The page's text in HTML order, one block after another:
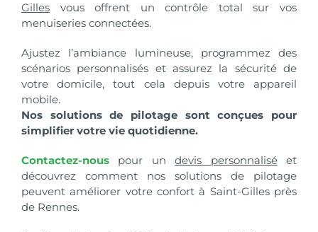
Gillesvous offrent un contrôle total sur vos
menuiseries connectées.
Ajustez l’ambiance lumineuse, programmez des
scénarios personnalisés et assurez la sécurité de
votre domicile, tout cela depuis votre appareil
mobile.
Nos solutions de pilotage sont conçues pour
simplifier votre vie quotidienne.
Contactez-nouspour undevis personnaliséet
découvrez comment nos solutions de pilotage
peuvent améliorer votre confort à Saint-Gillesprès
de Rennes.